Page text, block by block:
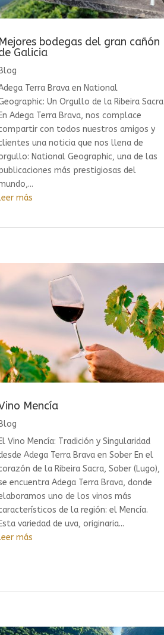
Mejores bodegas del gran cañón
Galicia
Terra Brava en National
Un Orgullo de la Ribeira Sacra
Adega Terra Brava, nos complace
con todos nuestros amigos y
una noticia que nos llena de
National Geographic, una de las
más prestigiosas del
más
Mencía
Blog
El Vino Mencía: Tradición y Singularidad
Adega Terra Brava en Sober En el
de la Ribeira Sacra, Sober (Lugo),
encuentra Adega Terra Brava, donde
uno de los vinos más
de la región: el Mencía.
Esta variedad de uva, originaria...
más